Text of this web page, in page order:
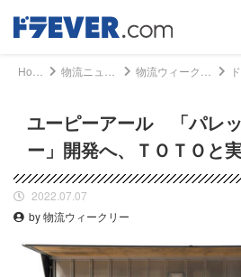
ユーピーアール 「パレ
ー」開発へ、ＴＯＴＯと
2022.07.07
by 物流ウィークリー